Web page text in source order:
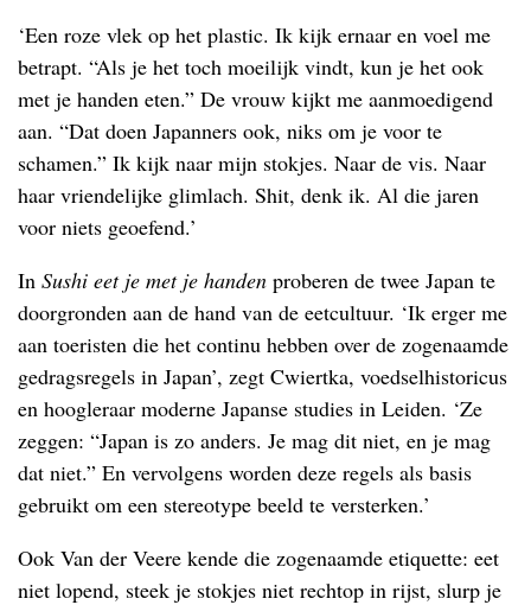
‘Een roze vlek op het plastic. Ik kijk ernaar en voel me
betrapt. “Als je het toch moeilijk vindt, kun je het ook
met je handen eten.” De vrouw kijkt me aanmoedigend
aan. “Dat doen Japanners ook, niks om je voor te
schamen.” Ik kijk naar mijn stokjes. Naar de vis. Naar
haar vriendelijke glimlach. Shit, denk ik. Al die jaren
voor niets geoefend.’
In Sushi eet je met je handen proberen de twee Japan te
doorgronden aan de hand van de eetcultuur. ‘Ik erger me
aan toeristen die het continu hebben over de zogenaamde
gedragsregels in Japan’, zegt Cwiertka, voedselhistoricus
en hoogleraar moderne Japanse studies in Leiden. ‘Ze
zeggen: “Japan is zo anders. Je mag dit niet, en je mag
dat niet.” En vervolgens worden deze regels als basis
gebruikt om een stereotype beeld te versterken.’
Ook Van der Veere kende die zogenaamde etiquette: eet
niet lopend, steek je stokjes niet rechtop in rijst, slurp je